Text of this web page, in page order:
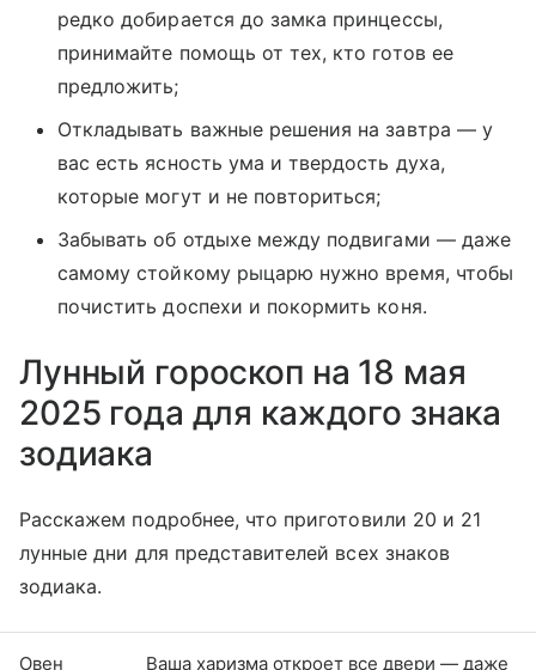
редко добирается до замка принцессы,
принимайте помощь от тех, кто готов ее
предложить;
Откладывать важные решения на завтра — у
вас есть ясность ума и твердость духа,
которые могут и не повториться;
Забывать об отдыхе между подвигами — даже
самому стойкому рыцарю нужно время, чтобы
почистить доспехи и покормить коня.
Лунный гороскоп на 18 мая
2025 года для каждого знака
зодиака
Расскажем подробнее, что приготовили 20 и 21
лунные дни для представителей всех знаков
зодиака.
Овен
Ваша харизма откроет все двери — даже